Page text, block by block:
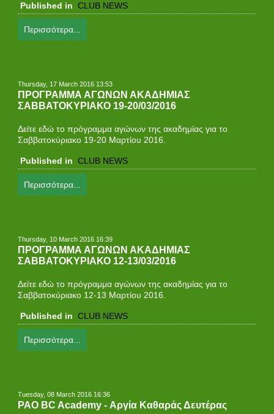
Published in CLUB NEWS
Περισσότερα...
Thursday, 17 March 2016 13:53
ΠΡΟΓΡΑΜΜΑ ΑΓΩΝΩΝ ΑΚΑΔΗΜΙΑΣ
ΣΑΒΒΑΤΟΚΥΡΙΑΚΟ 19-20/03/2016
Δείτε εδώ το πρόγραμμα αγώνων της ακαδημίας για τo
Σαββατοκύριακο 19-20 Μαρτίου 2016.
Published in CLUB NEWS
Περισσότερα...
Thursday, 10 March 2016 16:39
ΠΡΟΓΡΑΜΜΑ ΑΓΩΝΩΝ ΑΚΑΔΗΜΙΑΣ
ΣΑΒΒΑΤΟΚΥΡΙΑΚΟ 12-13/03/2016
Δείτε εδώ το πρόγραμμα αγώνων της ακαδημίας για τo
Σαββατοκύριακο 12-13 Μαρτίου 2016.
Published in CLUB NEWS
Περισσότερα...
Tuesday, 08 March 2016 16:36
PAO BC Academy - Αργία Καθαράς Δευτέρας